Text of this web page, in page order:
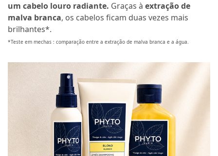
um cabelo louro radiante. Graças à extração de
malva branca, os cabelos ficam duas vezes mais
brilhantes*.
*Teste em mechas : comparação entre a extração de malva branca e a água.